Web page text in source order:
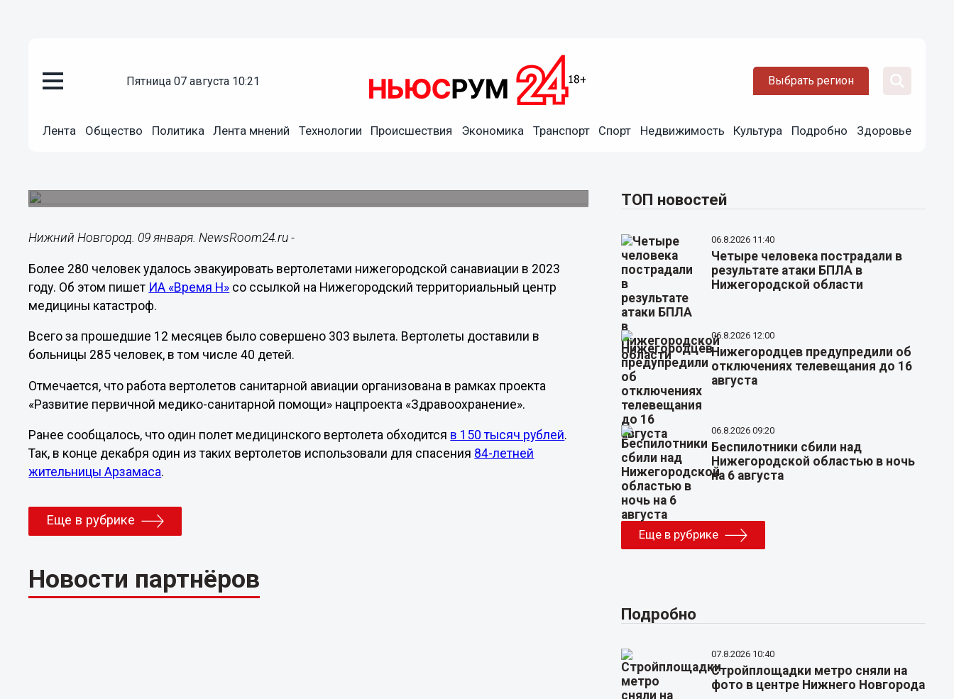
пятница 07 августа 10:21 Выбрать регион
Лента Общество Политика Лента мнений Технологии Происшествия Экономика Транспорт Спорт Недвижимость Культура Подробно Здоровье
Вертолеты санавиации спасли 285 человек в
Нижний Новгород. 09 января. NewsRoom24.ru -
Более 280 человек удалось эвакуировать вертолетами нижегородской санавиации в 2023
году. Об этом пишет ИА «Время Н» со ссылкой на Нижегородский территориальный центр
медицины катастроф.
Всего за прошедшие 12 месяцев было совершено 303 вылета. Вертолеты доставили в
больницы 285 человек, в том числе 40 детей.
Отмечается, что работа вертолетов санитарной авиации организована в рамках проекта
«Развитие первичной медико-санитарной помощи» нацпроекта «Здравоохранение».
Ранее сообщалось, что один полет медицинского вертолета обходится в 150 тысяч рублей.
Так, в конце декабря один из таких вертолетов использовали для спасения 84-летней
жительницы Арзамаса.
Еще в рубрике
Новости партнёров
ТОП новостей
06.8.2026 11:40
Четыре человека пострадали в
результате атаки БПЛА в
Нижегородской области
06.8.2026 12:00
Нижегородцев предупредили об
отключениях телевещания до 16
августа
06.8.2026 09:20
Беспилотники сбили над
Нижегородской областью в ночь
на 6 августа
Еще в рубрике
Подробно
07.8.2026 10:40
Стройплощадки метро сняли на
фото в центре Нижнего Новгорода